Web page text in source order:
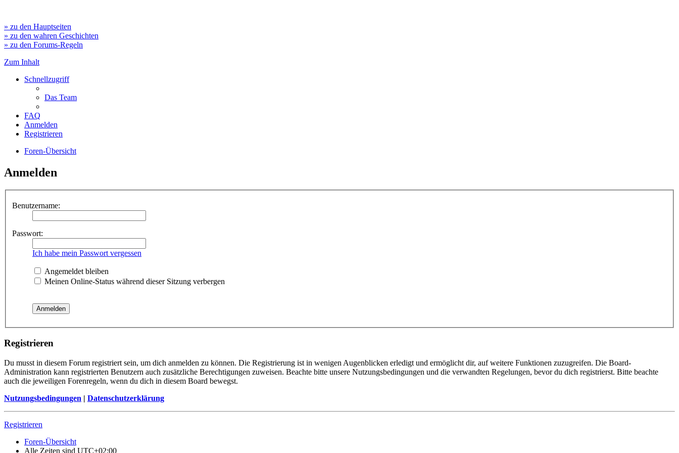
» zu den Hauptseiten
» zu den wahren Geschichten
» zu den Forums-Regeln
Zum Inhalt
Schnellzugriff
Das Team
FAQ
Anmelden
Registrieren
Foren-Übersicht
Anmelden
Benutzername:
Passwort:
Ich habe mein Passwort vergessen
Angemeldet bleiben
Meinen Online-Status während dieser Sitzung verbergen
Registrieren
Du musst in diesem Forum registriert sein, um dich anmelden zu können. Die Registrierung ist in wenigen Augenblicken erledigt und ermöglicht dir, auf weitere Funktionen zuzugreifen. Die Board-
Administration kann registrierten Benutzern auch zusätzliche Berechtigungen zuweisen. Beachte bitte unsere Nutzungsbedingungen und die verwandten Regelungen, bevor du dich registrierst. Bitte beachte
auch die jeweiligen Forenregeln, wenn du dich in diesem Board bewegst.
Nutzungsbedingungen | Datenschutzerklärung
Registrieren
Foren-Übersicht
Alle Zeiten sind UTC+02:00